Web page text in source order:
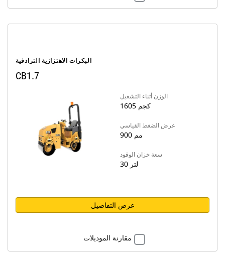
البكرات الاهتزازية الترادفية
CB1.7
الوزن أثناء التشغيل
1605 كجم
عرض الضغط القياسي
900 مم
سعة خزان الوقود
30 لتر
عرض التفاصيل
مقارنة الموديلات